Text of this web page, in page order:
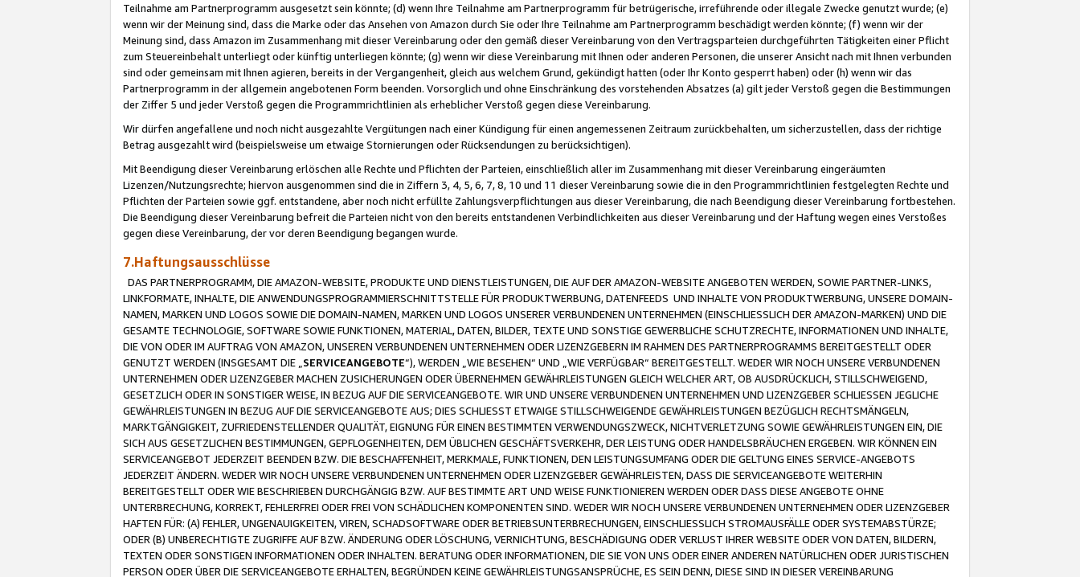
Teilnahme am Partnerprogramm ausgesetzt sein könnte; (d) wenn Ihre Teilnahme am Partnerprogramm für betrügerische, irreführende oder illegale Zwecke genutzt wurde; (e)
wenn wir der Meinung sind, dass die Marke oder das Ansehen von Amazon durch Sie oder Ihre Teilnahme am Partnerprogramm beschädigt werden könnte; (f) wenn wir der
Meinung sind, dass Amazon im Zusammenhang mit dieser Vereinbarung oder den gemäß dieser Vereinbarung von den Vertragsparteien durchgeführten Tätigkeiten einer Pflicht
zum Steuereinbehalt unterliegt oder künftig unterliegen könnte; (g) wenn wir diese Vereinbarung mit Ihnen oder anderen Personen, die unserer Ansicht nach mit Ihnen verbunden
sind oder gemeinsam mit Ihnen agieren, bereits in der Vergangenheit, gleich aus welchem Grund, gekündigt hatten (oder Ihr Konto gesperrt haben) oder (h) wenn wir das
Partnerprogramm in der allgemein angebotenen Form beenden. Vorsorglich und ohne Einschränkung des vorstehenden Absatzes (a) gilt jeder Verstoß gegen die Bestimmungen
der Ziffer 5 und jeder Verstoß gegen die Programmrichtlinien als erheblicher Verstoß gegen diese Vereinbarung.
Wir dürfen angefallene und noch nicht ausgezahlte Vergütungen nach einer Kündigung für einen angemessenen Zeitraum zurückbehalten, um sicherzustellen, dass der richtige
Betrag ausgezahlt wird (beispielsweise um etwaige Stornierungen oder Rücksendungen zu berücksichtigen).
Mit Beendigung dieser Vereinbarung erlöschen alle Rechte und Pflichten der Parteien, einschließlich aller im Zusammenhang mit dieser Vereinbarung eingeräumten
Lizenzen/Nutzungsrechte; hiervon ausgenommen sind die in Ziffern 3, 4, 5, 6, 7, 8, 10 und 11 dieser Vereinbarung sowie die in den Programmrichtlinien festgelegten Rechte und
Pflichten der Parteien sowie ggf. entstandene, aber noch nicht erfüllte Zahlungsverpflichtungen aus dieser Vereinbarung, die nach Beendigung dieser Vereinbarung fortbestehen.
Die Beendigung dieser Vereinbarung befreit die Parteien nicht von den bereits entstandenen Verbindlichkeiten aus dieser Vereinbarung und der Haftung wegen eines Verstoßes
gegen diese Vereinbarung, der vor deren Beendigung begangen wurde.
7.Haftungsausschlüsse
DAS PARTNERPROGRAMM, DIE AMAZON-WEBSITE, PRODUKTE UND DIENSTLEISTUNGEN, DIE AUF DER AMAZON-WEBSITE ANGEBOTEN WERDEN, SOWIE PARTNER-LINKS,
LINKFORMATE, INHALTE, DIE ANWENDUNGSPROGRAMMIERSCHNITTSTELLE FÜR PRODUKTWERBUNG, DATENFEEDS UND INHALTE VON PRODUKTWERBUNG, UNSERE DOMAIN-
NAMEN, MARKEN UND LOGOS SOWIE DIE DOMAIN-NAMEN, MARKEN UND LOGOS UNSERER VERBUNDENEN UNTERNEHMEN (EINSCHLIESSLICH DER AMAZON-MARKEN) UND DIE
GESAMTE TECHNOLOGIE, SOFTWARE SOWIE FUNKTIONEN, MATERIAL, DATEN, BILDER, TEXTE UND SONSTIGE GEWERBLICHE SCHUTZRECHTE, INFORMATIONEN UND INHALTE,
DIE VON ODER IM AUFTRAG VON AMAZON, UNSEREN VERBUNDENEN UNTERNEHMEN ODER LIZENZGEBERN IM RAHMEN DES PARTNERPROGRAMMS BEREITGESTELLT ODER
GENUTZT WERDEN (INSGESAMT DIE „ SERVICEANGEBOTE“), WERDEN „WIE BESEHEN“ UND „WIE VERFÜGBAR“ BEREITGESTELLT. WEDER WIR NOCH UNSERE VERBUNDENEN
UNTERNEHMEN ODER LIZENZGEBER MACHEN ZUSICHERUNGEN ODER ÜBERNEHMEN GEWÄHRLEISTUNGEN GLEICH WELCHER ART, OB AUSDRÜCKLICH, STILLSCHWEIGEND,
GESETZLICH ODER IN SONSTIGER WEISE, IN BEZUG AUF DIE SERVICEANGEBOTE. WIR UND UNSERE VERBUNDENEN UNTERNEHMEN UND LIZENZGEBER SCHLIESSEN JEGLICHE
GEWÄHRLEISTUNGEN IN BEZUG AUF DIE SERVICEANGEBOTE AUS; DIES SCHLIESST ETWAIGE STILLSCHWEIGENDE GEWÄHRLEISTUNGEN BEZÜGLICH RECHTSMÄNGELN,
MARKTGÄNGIGKEIT, ZUFRIEDENSTELLENDER QUALITÄT, EIGNUNG FÜR EINEN BESTIMMTEN VERWENDUNGSZWECK, NICHTVERLETZUNG SOWIE GEWÄHRLEISTUNGEN EIN, DIE
SICH AUS GESETZLICHEN BESTIMMUNGEN, GEPFLOGENHEITEN, DEM ÜBLICHEN GESCHÄFTSVERKEHR, DER LEISTUNG ODER HANDELSBRÄUCHEN ERGEBEN. WIR KÖNNEN EIN
SERVICEANGEBOT JEDERZEIT BEENDEN BZW. DIE BESCHAFFENHEIT, MERKMALE, FUNKTIONEN, DEN LEISTUNGSUMFANG ODER DIE GELTUNG EINES SERVICE-ANGEBOTS
JEDERZEIT ÄNDERN. WEDER WIR NOCH UNSERE VERBUNDENEN UNTERNEHMEN ODER LIZENZGEBER GEWÄHRLEISTEN, DASS DIE SERVICEANGEBOTE WEITERHIN
BEREITGESTELLT ODER WIE BESCHRIEBEN DURCHGÄNGIG BZW. AUF BESTIMMTE ART UND WEISE FUNKTIONIEREN WERDEN ODER DASS DIESE ANGEBOTE OHNE
UNTERBRECHUNG, KORREKT, FEHLERFREI ODER FREI VON SCHÄDLICHEN KOMPONENTEN SIND. WEDER WIR NOCH UNSERE VERBUNDENEN UNTERNEHMEN ODER LIZENZGEBER
HAFTEN FÜR: (A) FEHLER, UNGENAUIGKEITEN, VIREN, SCHADSOFTWARE ODER BETRIEBSUNTERBRECHUNGEN, EINSCHLIESSLICH STROMAUSFÄLLE ODER SYSTEMABSTÜRZE;
ODER (B) UNBERECHTIGTE ZUGRIFFE AUF BZW. ÄNDERUNG ODER LÖSCHUNG, VERNICHTUNG, BESCHÄDIGUNG ODER VERLUST IHRER WEBSITE ODER VON DATEN, BILDERN,
TEXTEN ODER SONSTIGEN INFORMATIONEN ODER INHALTEN. BERATUNG ODER INFORMATIONEN, DIE SIE VON UNS ODER EINER ANDEREN NATÜRLICHEN ODER JURISTISCHEN
PERSON ODER ÜBER DIE SERVICEANGEBOTE ERHALTEN, BEGRÜNDEN KEINE GEWÄHRLEISTUNGSANSPRÜCHE, ES SEIN DENN, DIESE SIND IN DIESER VEREINBARUNG